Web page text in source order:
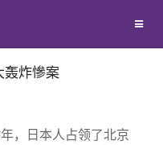
轰炸慘案
年，日本人占领了北京